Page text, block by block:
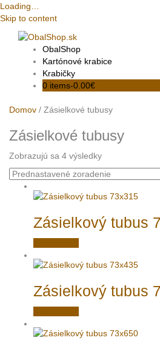
Loading…
Skip to content
ObalShop
Kartónové krabice
Krabičky
0 items-0.00€
Domov / Zásielkové tubusy
Zásielkové tubusy
Zobrazujú sa 4 výsledky
Zásielkový tubus
Zásielkový tubus